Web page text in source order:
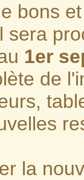
bons
sera
1er
de
la